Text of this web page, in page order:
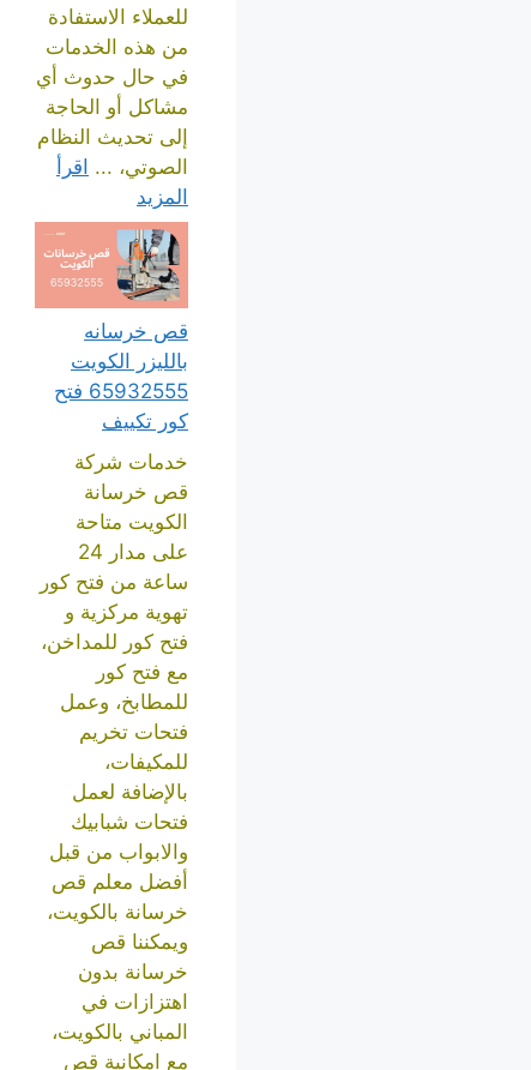
للعملاء الاستفادة
من هذه الخدمات
في حال حدوث أي
مشاكل أو الحاجة
إلى تحديث النظام
الصوتي، ... اقرأ
المزيد
قص خرسانه
بالليزر الكويت
65932555 فتح
كور تكييف
خدمات شركة
قص خرسانة
الكويت متاحة
على مدار 24
ساعة من فتح كور
تهوية مركزية و
فتح كور للمداخن،
مع فتح كور
للمطابخ، وعمل
فتحات تخريم
للمكيفات،
بالإضافة لعمل
فتحات شبابيك
والابواب من قبل
أفضل معلم قص
خرسانة بالكويت،
ويمكننا قص
خرسانة بدون
اهتزازات في
المباني بالكويت،
مع امكانية قص